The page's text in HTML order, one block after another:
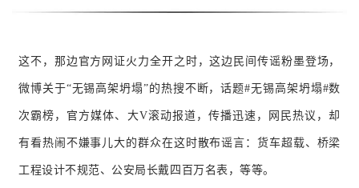
这不，那边官方网证火力全开之时，这边民间传谣粉墨登场，
微博关于“无锡高架坍塌”的热搜不断，话题#无锡高架坍塌#数
次霸榜，官方媒体、大V滚动报道，传播迅速，网民热议，却
有看热闹不嫌事儿大的群众在这时散布谣言： 货车超载、桥梁
工程设计不规范、公安局长戴四百万名表，等等。